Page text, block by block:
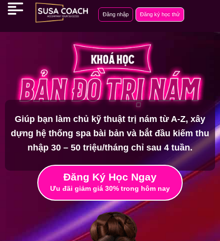
Nhảy
nội
Đăng nhập Đăng ký học thử
Giúp bạn làm chủ kỹ thuật trị nám từ A-Z, xây
dựng hệ thống spa bài bản và bắt đầu kiếm thu
nhập 30 – 50 triệu/tháng chỉ sau 4 tuần.
Đăng Ký Học Ngay
Ưu đãi giảm giá 30% trong hôm nay